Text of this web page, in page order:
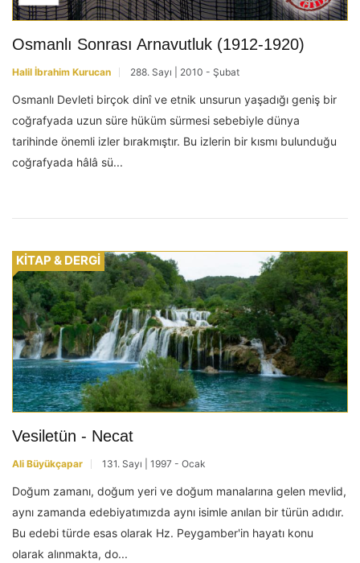
Osmanlı Sonrası Arnavutluk (1912-1920)
Halil İbrahim Kurucan 288. Sayı | 2010 - Şubat
Osmanlı Devleti birçok dinî ve etnik unsurun yaşadığı geniş bir
coğrafyada uzun süre hüküm sürmesi sebebiyle dünya
tarihinde önemli izler bırakmıştır. Bu izlerin bir kısmı bulunduğu
coğrafyada hâlâ sü...
KİTAP & DERGİ
Vesiletün - Necat
Ali Büyükçapar 131. Sayı | 1997 - Ocak
Doğum zamanı, doğum yeri ve doğum manalarına gelen mevlid,
aynı zamanda edebiyatımızda aynı isimle anılan bir türün adıdır.
Bu edebi türde esas olarak Hz. Peygamber'in hayatı konu
olarak alınmakta, do...